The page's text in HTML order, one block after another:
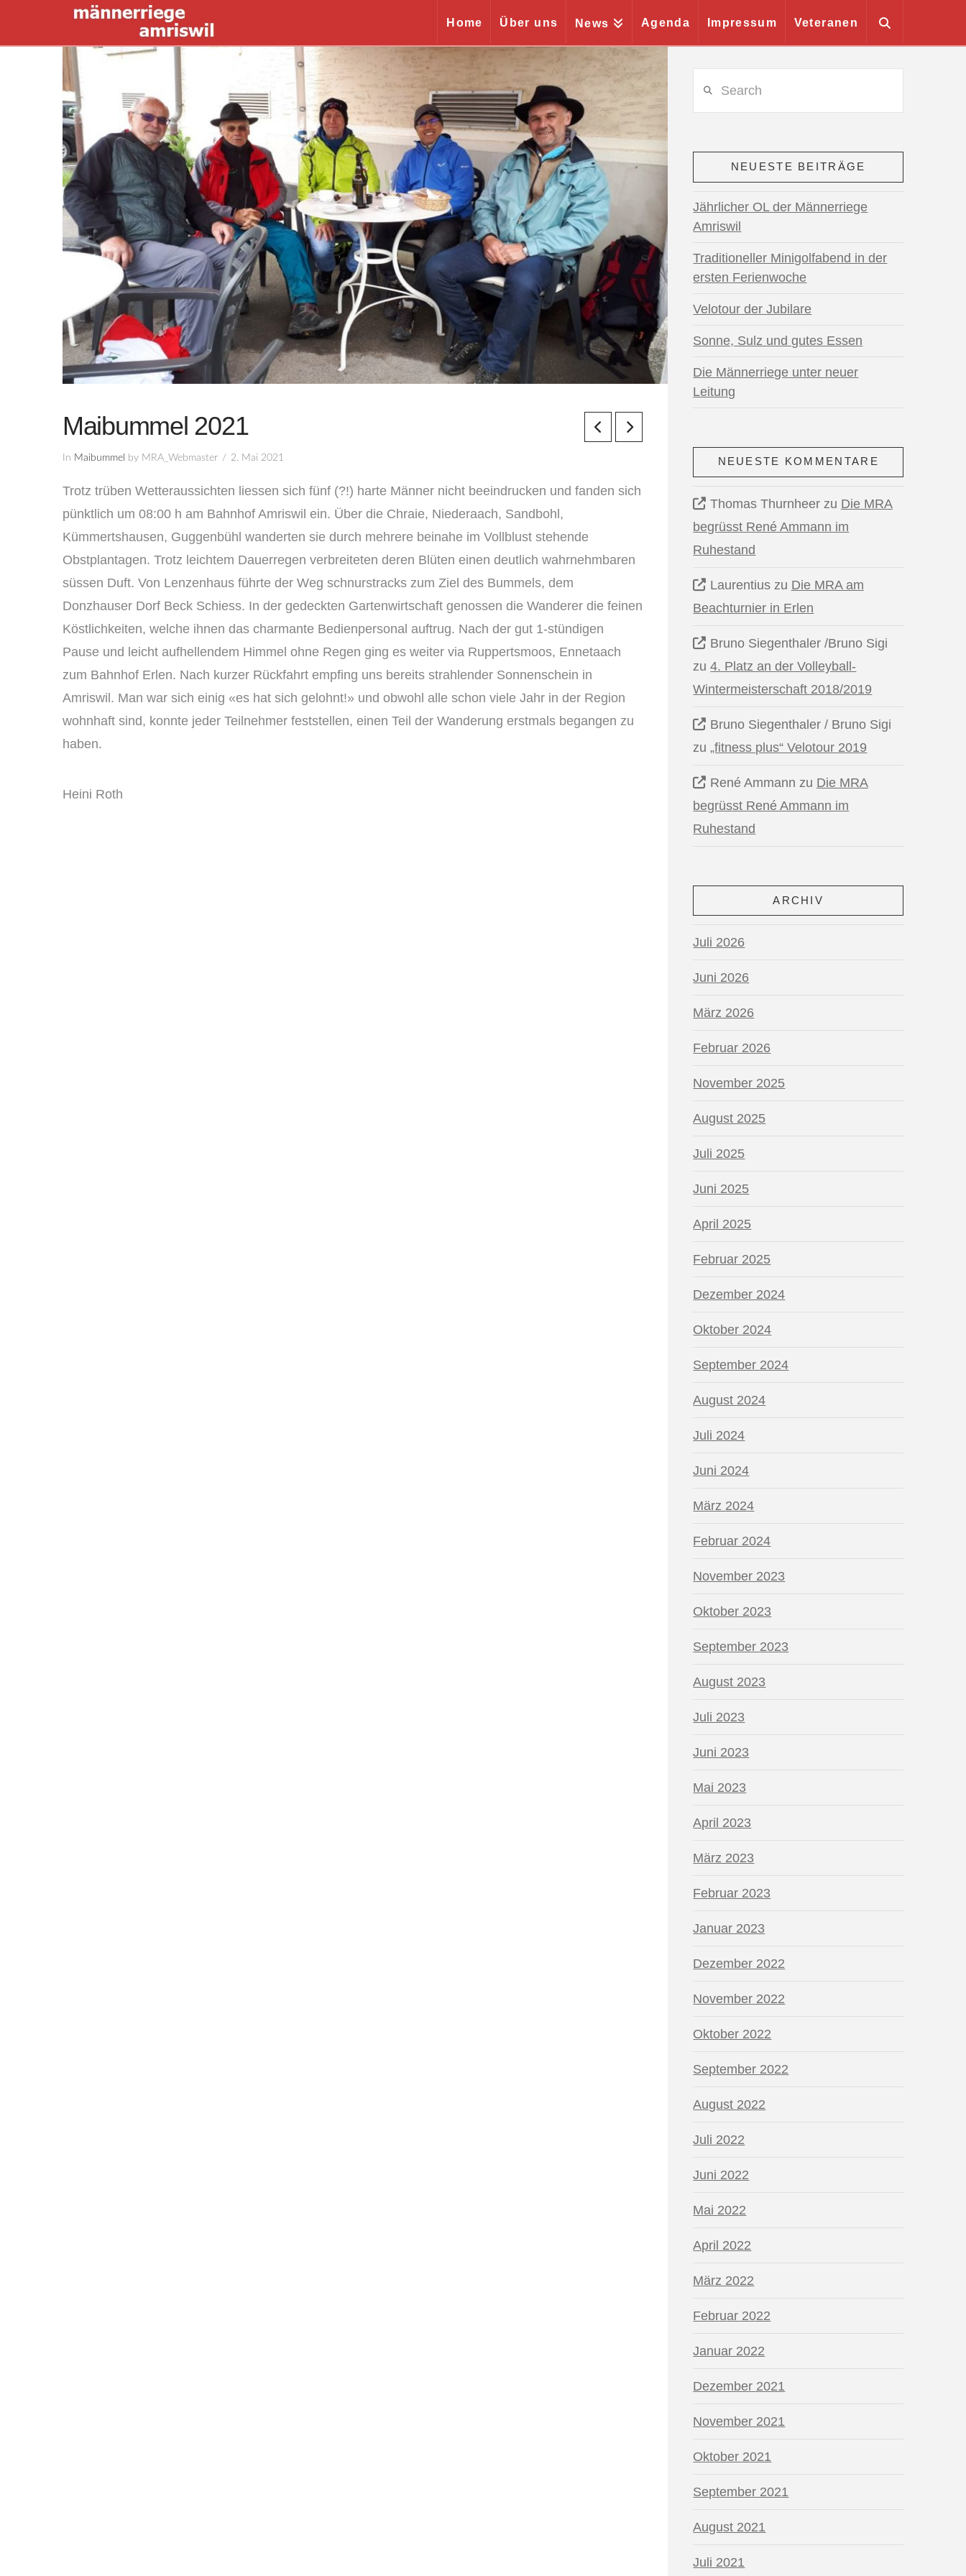
Home Über uns News Agenda Impressum Veteranen
Maibummel 2021
In Maibummel by MRA_Webmaster 2. Mai 2021
Trotz trüben Wetteraussichten liessen sich fünf (?!) harte Männer nicht beeindrucken und fanden sich
pünktlich um 08:00 h am Bahnhof Amriswil ein. Über die Chraie, Niederaach, Sandbohl,
Kümmertshausen, Guggenbühl wanderten sie durch mehrere beinahe im Vollblust stehende
Obstplantagen. Trotz leichtem Dauerregen verbreiteten deren Blüten einen deutlich wahrnehmbaren
süssen Duft. Von Lenzenhaus führte der Weg schnurstracks zum Ziel des Bummels, dem
Donzhauser Dorf Beck Schiess. In der gedeckten Gartenwirtschaft genossen die Wanderer die feinen
Köstlichkeiten, welche ihnen das charmante Bedienpersonal auftrug. Nach der gut 1-stündigen
Pause und leicht aufhellendem Himmel ohne Regen ging es weiter via Ruppertsmoos, Ennetaach
zum Bahnhof Erlen. Nach kurzer Rückfahrt empfing uns bereits strahlender Sonnenschein in
Amriswil. Man war sich einig «es hat sich gelohnt!» und obwohl alle schon viele Jahr in der Region
wohnhaft sind, konnte jeder Teilnehmer feststellen, einen Teil der Wanderung erstmals begangen zu
haben.
Heini Roth
NEUESTE BEITRÄGE
Jährlicher OL der Männerriege
Amriswil
Traditioneller Minigolfabend in der
ersten Ferienwoche
Velotour der Jubilare
Sonne, Sulz und gutes Essen
Die Männerriege unter neuer
Leitung
NEUESTE KOMMENTARE
Thomas Thurnheerzu Die MRA
begrüsst René Ammann im
Ruhestand
Laurentiuszu Die MRA am
Beachturnier in Erlen
Bruno Siegenthaler /Bruno Sigi
zu4. Platz an der Volleyball-
Wintermeisterschaft 2018/2019
Bruno Siegenthaler / Bruno Sigi
zu„fitness plus“ Velotour 2019
René Ammann zu Die MRA
begrüsst René Ammann im
Ruhestand
ARCHIV
Juli 2026
Juni 2026
März 2026
Februar 2026
November 2025
August 2025
Juli 2025
Juni 2025
April 2025
Februar 2025
Dezember 2024
Oktober 2024
September 2024
August 2024
Juli 2024
Juni 2024
März 2024
Februar 2024
November 2023
Oktober 2023
September 2023
August 2023
Juli 2023
Juni 2023
Mai 2023
April 2023
März 2023
Februar 2023
Januar 2023
Dezember 2022
November 2022
Oktober 2022
September 2022
August 2022
Juli 2022
Juni 2022
Mai 2022
April 2022
März 2022
Februar 2022
Januar 2022
Dezember 2021
November 2021
Oktober 2021
September 2021
August 2021
Juli 2021